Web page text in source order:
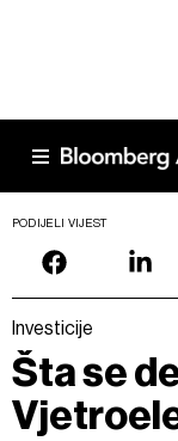
PODIJELI VIJEST
Investicije
Šta se